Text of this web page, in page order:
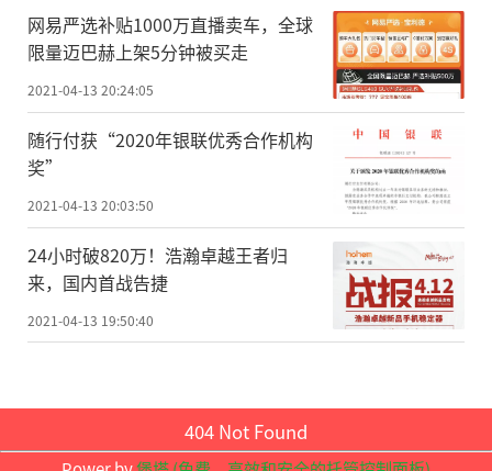
入《国家重点保护野生动物名录》的有116
种，列入《北京市一级保护野生动物名录》
的有28种，列入《北京市二级保护野生动物
名录》的有122种，还有其它野生鸟类总计23
7种。
北京市园林绿化局野生动植物和湿地保
护处处长张志明告诉记者，《北京市野生动
物保护管理条例》的发布将全市所有野生动
物纳入保护范围，而此次《名录》也不仅收
为全面加强野生鸟类保护提供坚实基础。
网易严选补贴1000万直播卖车，全球
限量迈巴赫上架5分钟被买走
2021-04-13 20:24:05
随行付获“2020年银联优秀合作机构
奖”
2021-04-13 20:03:50
24小时破820万！浩瀚卓越王者归
来，国内首战告捷
2021-04-13 19:50:40
404 Not Found